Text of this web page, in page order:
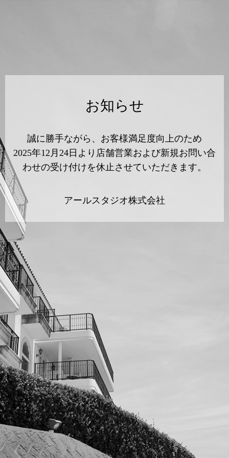
お知らせ
誠に勝手ながら、お客様満足度向上のため
2025年12月24日より店舗営業および新規お問い合
わせの受け付けを休止させていただきます。
アールスタジオ株式会社